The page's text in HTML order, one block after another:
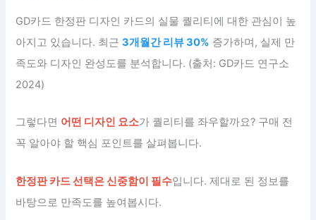
GD카드 한정판 디자인 카드의 실물 퀄리티에 대한 관심이 높
아지고 있습니다. 최근3개월간 리뷰 30% 증가하며, 실제 만
족도와 디자인 완성도를 분석합니다. (출처: GD카드 연구소
2024)
그렇다면 어떤 디자인 요소가 퀄리티를 좌우할까요? 구매 전
꼭 알아야 할 핵심 포인트를 살펴봅니다.
한정판 카드 선택은 신중함이 필수입니다. 제대로 된 정보를
바탕으로 만족도를 높여봅시다.